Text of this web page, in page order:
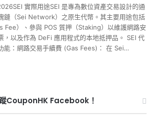
實際用途SEI 是專為數位資產交易設計的通
鏈（Sei Network）之原生代幣。其主要用途包括
Fee）、參與 POS 質押（Staking）以維護網路安
，以及作為 DeFi 應用程式的本地抵押品。 SEI 代
能：網路交易手續費 (Gas Fees)： 在 Sei…
CouponHK Facebook！